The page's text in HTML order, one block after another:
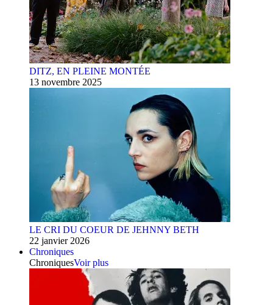
DITZ, EN PLEINE MONTÉE
13 novembre 2025
LE CRI DU COEUR DE JEHNNY BETH
22 janvier 2026
Chroniques
ChroniquesVoir plus